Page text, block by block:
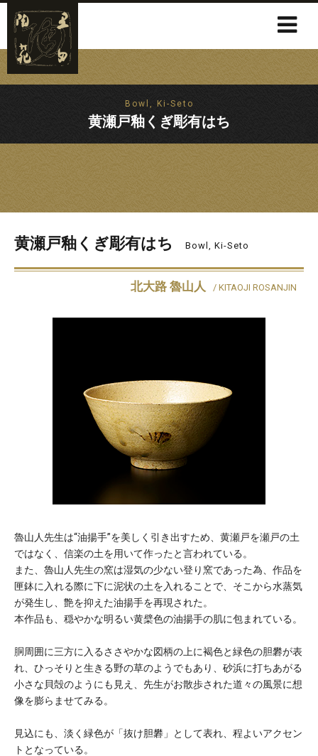
Bowl, Ki-Seto
黄瀬戸釉くぎ彫有はち
黄瀬戸釉くぎ彫有はち Bowl, Ki-Seto
北大路 魯山人 / KITAOJI ROSANJIN
魯山人先生は“油揚手”を美しく引き出すため、黄瀬戸を瀬戸の土
ではなく、信楽の土を用いて作ったと言われている。
また、魯山人先生の窯は湿気の少ない登り窯であった為、作品を
匣鉢に入れる際に下に泥状の土を入れることで、そこから水蒸気
が発生し、艶を抑えた油揚手を再現された。
本作品も、穏やかな明るい黄檗色の油揚手の肌に包まれている。
胴周囲に三方に入るささやかな図柄の上に褐色と緑色の胆礬が表
れ、ひっそりと生きる野の草のようでもあり、砂浜に打ちあがる
小さな貝殻のようにも見え、先生がお散歩された道々の風景に想
像を膨らませてみる。
見込にも、淡く緑色が「抜け胆礬」として表れ、程よいアクセン
トとなっている。